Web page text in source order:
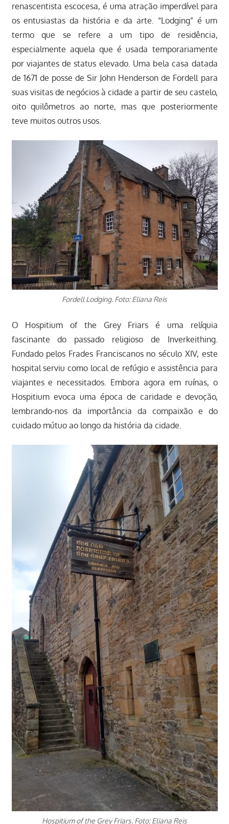
renascentista escocesa, é uma atração imperdível para
os entusiastas da história e da arte. “Lodging” é um
termo que se refere a um tipo de residência,
especialmente aquela que é usada temporariamente
por viajantes de status elevado. Uma bela casa datada
de 1671 de posse de Sir John Henderson de Fordell para
suas visitas de negócios à cidade a partir de seu castelo,
oito quilômetros ao norte, mas que posteriormente
teve muitos outros usos.
Fordell Lodging. Foto: Eliana Reis
O Hospitium of the Grey Friars é uma relíquia
fascinante do passado religioso de Inverkeithing.
Fundado pelos Frades Franciscanos no século XIV, este
hospital serviu como local de refúgio e assistência para
viajantes e necessitados. Embora agora em ruínas, o
Hospitium evoca uma época de caridade e devoção,
lembrando-nos da importância da compaixão e do
cuidado mútuo ao longo da história da cidade.
Hospitium of the Grey Friars. Foto: Eliana Reis